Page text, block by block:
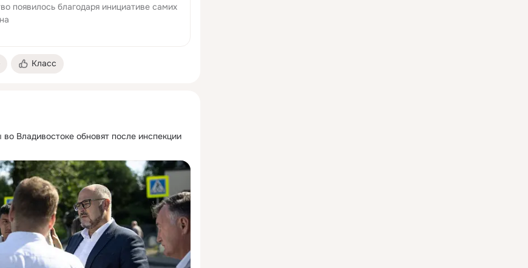
появилось благодаря инициативе самих
Класс
Владивостоке обновят после инспекции